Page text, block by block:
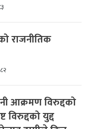
राजनीतिक
आक्रमण विरुद्दको
विरुद्दको युद्द